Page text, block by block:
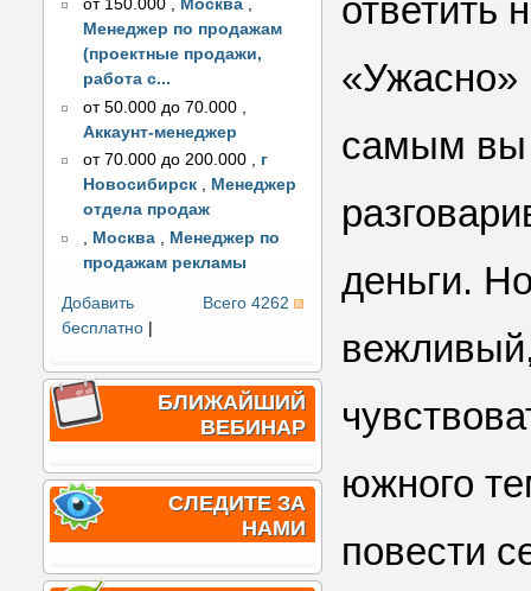
от 150.000
Москва
Менеджер по продажам
(проектные продажи,
работа с...
от 50.000 до 70.000
Аккаунт-менеджер
от 70.000 до 200.000 , г
Новосибирск , Менеджер
отдела продаж
, Москва , Менеджер по
продажам рекламы
Всего 4262
Добавить
бесплатно
БЛИЖАЙШИЙ
ВЕБИНАР
СЛЕДИТЕ ЗА
НАМИ
ответить
«Ужасно»
самым вы
деньги.
южного
повести